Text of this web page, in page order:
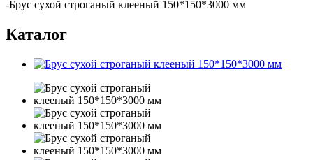
-Брус сухой строганый клееный 150*150*3000 мм
Каталог